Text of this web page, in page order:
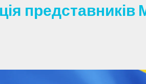
представників